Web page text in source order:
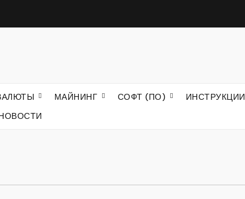
МАЙНИНГ СОФТ (ПО) ИНСТРУКЦИИ